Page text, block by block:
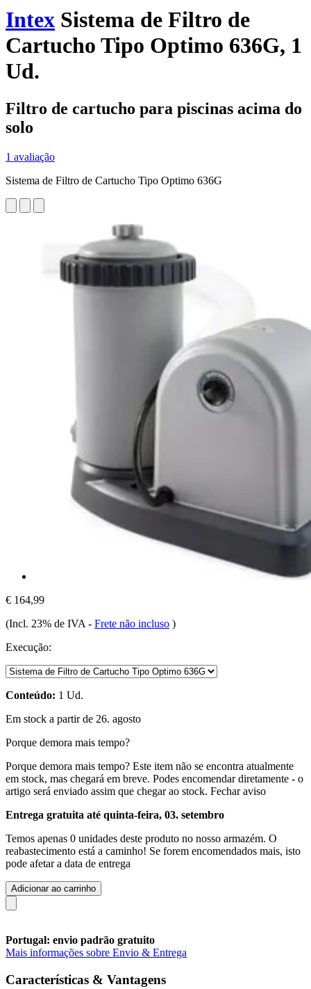
Intex Sistema de Filtro de
Cartucho Tipo Optimo 636G, 1
Ud.
Filtro de cartucho para piscinas acima do
solo
1 avaliação
Sistema de Filtro de Cartucho Tipo Optimo 636G
€ 164,99
(Incl. 23% de IVA - Frete não incluso )
Execução:
Conteúdo: 1 Ud.
Em stock a partir de 26. agosto
Porque demora mais tempo?
Porque demora mais tempo? Este item não se encontra atualmente
em stock, mas chegará em breve. Podes encomendar diretamente - o
artigo será enviado assim que chegar ao stock. Fechar aviso
Entrega gratuita até quinta-feira, 03. setembro
Temos apenas 0 unidades deste produto no nosso armazém. O
reabastecimento está a caminho! Se forem encomendados mais, isto
pode afetar a data de entrega
Adicionar ao carrinho
Portugal: envio padrão gratuito
Mais informações sobre Envio & Entrega
Características & Vantagens